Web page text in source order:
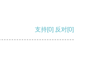
支持[0] 反对[0]